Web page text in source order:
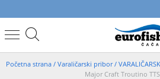
Početna strana / Varaličarski pribor/
Major Craft Troutino TTS